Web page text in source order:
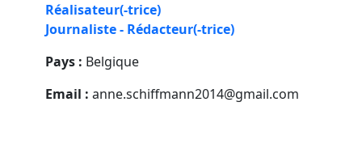
Réalisateur(-trice)
Journaliste - Rédacteur(-trice)
Pays : Belgique
Email : anne.schiffmann2014@gmail.com